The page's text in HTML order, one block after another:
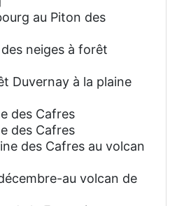
au Piton des
neiges à forêt
Duvernay à la plaine
des Cafres
des Cafres
des Cafres au volcan
au volcan de